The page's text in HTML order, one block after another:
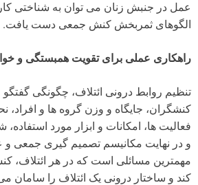
عمل در جنبش زنان می توان به شناختی
الگوهای ثمربخش کنش جمعی دست یافت.
راهکاری عملی برای تقویت همبستگی و
تنظیم روابط درونی ائتلاف، چگونگی گفتگو
کنشگران، جایگاه و وزن گروه ها و افراد،
فعالیت ها، امکانات و ابزار مورد
و در نهایت مکانیسم تصمیم گیری جمعی و
مهمترین مسائلی است که در هر ائتلاف،
کند و ساختار درونی یک ائتلاف را سامان